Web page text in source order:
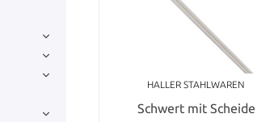
HALLER STAHLWAREN
Schwert mit Scheide